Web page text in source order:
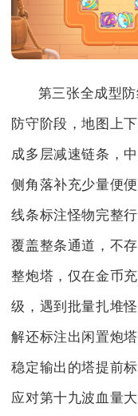
第三张全成型
防守阶段，地图上
成多层减速链条，
侧角落补充少量便
线条标注怪物完整
覆盖整条通道，不
整炮塔，仅在金币
级，遇到批量扎堆
解还标注出闲置炮
稳定输出的塔提前
应对第十九波血量